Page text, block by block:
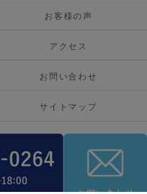
お客様の声
アクセス
お問い合わせ
サイトマップ